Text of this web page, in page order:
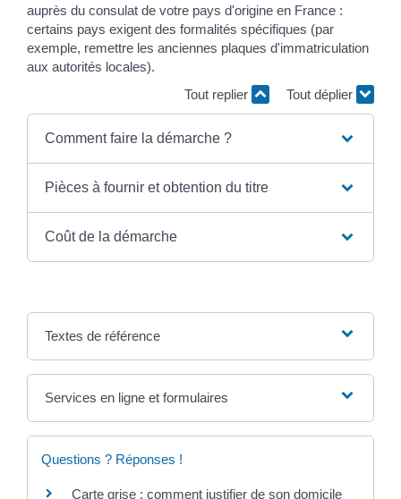
auprès du consulat de votre pays d'origine en France :
certains pays exigent des formalités spécifiques (par
exemple, remettre les anciennes plaques d'immatriculation
aux autorités locales).
Tout replier
Tout déplier
Comment faire la démarche ?
Pièces à fournir et obtention du titre
Coût de la démarche
Textes de référence
Services en ligne et formulaires
Questions ? Réponses !
Carte grise : comment justifier de son domicile